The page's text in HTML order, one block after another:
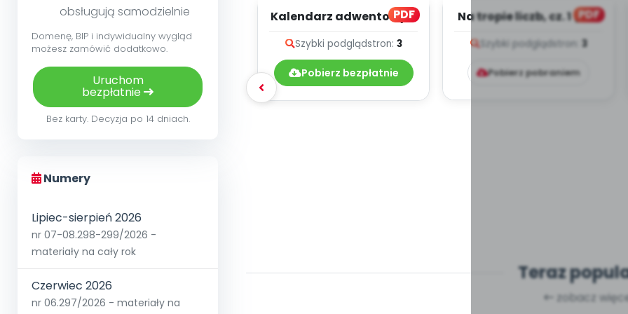
obsługują samodzielnie
Domenę, BIP i indywidualny wygląd
możesz zamówić dodatkowo.
Uruchom
bezpłatnie
Bez karty. Decyzja po 14 dniach.
Numery
Lipiec-sierpień 2026
nr 07-08.298-299/2026 -
materiały na cały rok
Czerwiec 2026
nr 06.297/2026 - materiały na
PDF
Kalendarz adwentowy –
Szybki podglądstron: 3
Pobierz bezpłatnie
PDF
Na tropie liczb, cz. 1 (PD)
Szybki podglądstron: 3
Pobierz pobraniem
Teraz
zobacz